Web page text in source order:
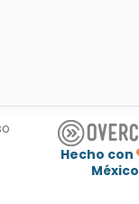
Hecho con
México